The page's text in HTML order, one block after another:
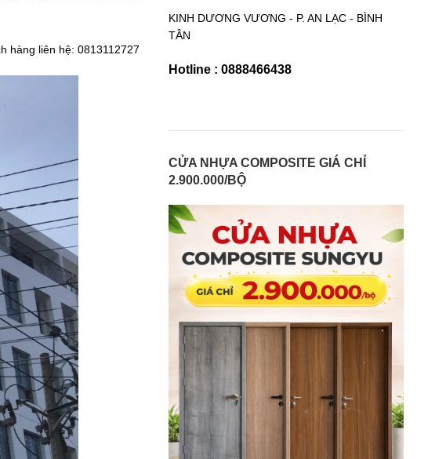
hàng liên hệ: 0813112727
KINH DƯƠNG VƯƠNG - P. AN LẠC - BÌNH
TÂN
Hotline : 0888466438
CỬA NHỰA COMPOSITE GIÁ CHỈ
2.900.000/BỘ